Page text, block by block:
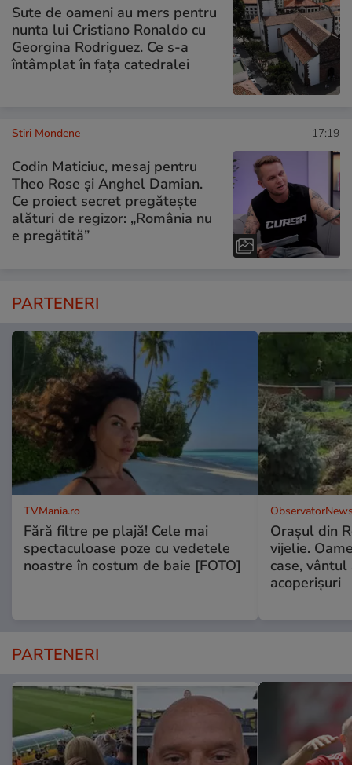
Sute de oameni au mers pentru
nunta lui Cristiano Ronaldo cu
Georgina Rodriguez. Ce s-a
întâmplat în fața catedralei
Stiri Mondene 17:19
Codin Maticiuc, mesaj pentru
Theo Rose și Anghel Damian.
Ce proiect secret pregătește
alături de regizor: „România nu
e pregătită”
PARTENERI
TVMania.ro
Fără filtre pe plajă! Cele mai
spectaculoase poze cu vedetele
noastre în costum de baie [FOTO]
Oraşul din
vijelie.
case,
acoperişuri
PARTENERI